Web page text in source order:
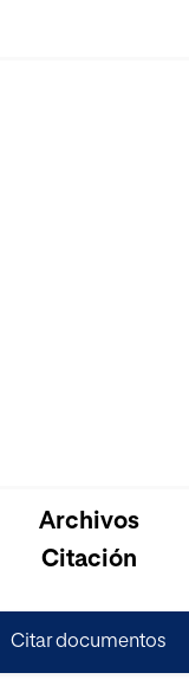
Archivos
Citación
Citar documentos